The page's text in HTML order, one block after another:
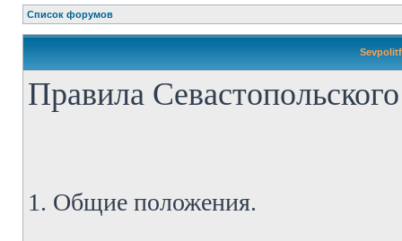
Список форумов
Правила
1. Общие положения.